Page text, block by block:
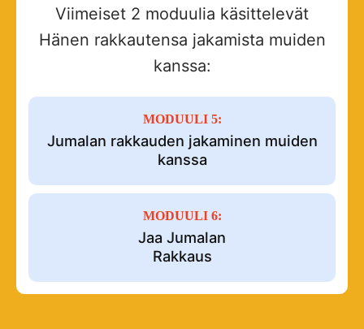
Viimeiset 2 moduulia käsittelevät
Hänen rakkautensa jakamista muiden
kanssa:
MODUULI 5:
Jumalan rakkauden jakaminen muiden
kanssa
MODUULI 6:
Jaa Jumalan
Rakkaus